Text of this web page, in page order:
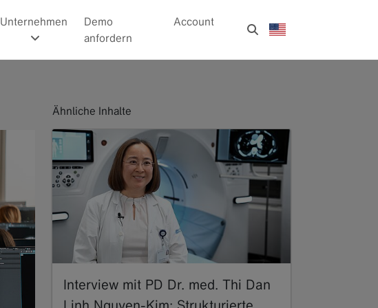
Unternehmen
Demo
anfordern
Account
Ähnliche Inhalte
Interview mit PD Dr. med. Thi Dan